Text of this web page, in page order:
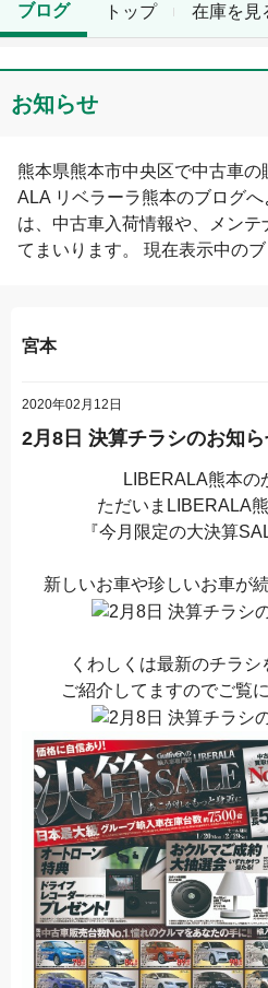
トップ 在庫を見
ブログ
お知らせ
熊本県熊本市中央区で中古車の
ALA リベラーラ熊本のブログ
は、中古車入荷情報や、メン
てまいります。 現在表示中の
宮本
2020年02月12日
2月8日 決算チラシのお知
LIBERALA熊本の
ただいまLIBERALA
『今月限定の大決算
新しいお車や珍しいお車が
くわしくは最新のチラ
ご紹介してますのでご覧